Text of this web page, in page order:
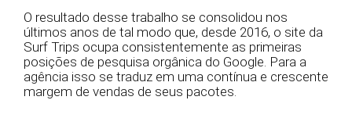
O resultado desse trabalho se consolidou nos
últimos anos de tal modo que, desde 2016, o site da
Surf Trips ocupa consistentemente as primeiras
posições de pesquisa orgânica do Google. Para a
agência isso se traduz em uma contínua e crescente
margem de vendas de seus pacotes.